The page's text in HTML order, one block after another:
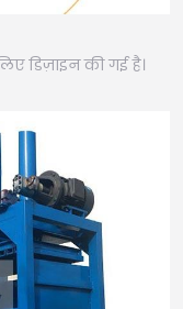
डिज़ाइन की गई है।